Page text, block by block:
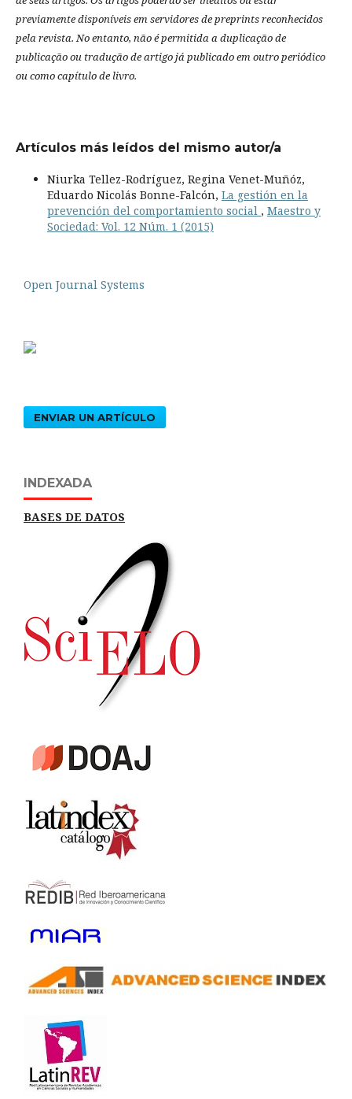
previamente disponíveis em servidores de preprints reconhecidos
pela revista. No entanto, não é permitida a duplicação de
publicação ou tradução de artigo já publicado em outro periódico
ou como capítulo de livro.
Artículos más leídos del mismo autor/a
Niurka Tellez-Rodríguez, Regina Venet-Muñóz,
Eduardo Nicolás Bonne-Falcón, La gestión en la
prevención del comportamiento social , Maestro y
Sociedad: Vol. 12 Núm. 1 (2015)
Open Journal Systems
ENVIAR UN ARTÍCULO
INDEXADA
BASES DE DATOS